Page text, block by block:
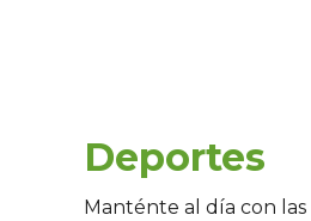
Deportes
Manténte al día con